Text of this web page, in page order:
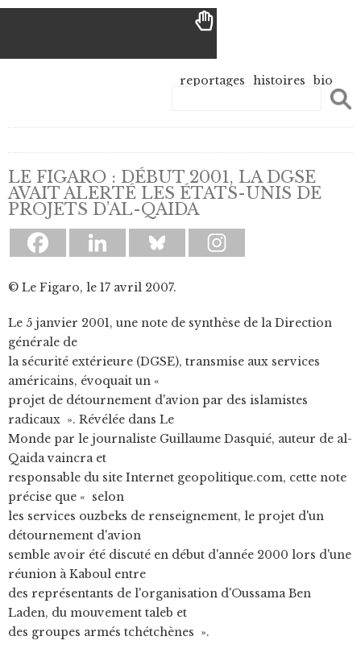
reportages histoires bio
LE FIGARO : DÉBUT 2001, LA DGSE
AVAIT ALERTÉ LES ÉTATS-UNIS DE
PROJETS D’AL-QAIDA
© Le Figaro, le 17 avril 2007.
Le 5 janvier 2001, une note de synthèse de la Direction
générale de
la sécurité extérieure (DGSE), transmise aux services
américains, évoquait un «
projet de détournement d'avion par des islamistes
radicaux ». Révélée dans Le
Monde par le journaliste Guillaume Dasquié, auteur de al-
Qaida vaincra et
responsable du site Internet geopolitique.com, cette note
précise que « selon
les services ouzbeks de renseignement, le projet d'un
détournement d'avion
semble avoir été discuté en début d'année 2000 lors d'une
réunion à Kaboul entre
des représentants de l'organisation d'Oussama Ben
Laden, du mouvement taleb et
des groupes armés tchétchènes ».